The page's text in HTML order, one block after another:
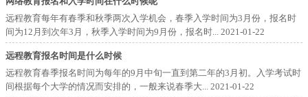
远程教育每年有春季和秋季两次入学机会，春季入学时间为3月份，报名时
间为12月到次年3月，秋季入学时间为9月份，报名时... 2021-01-22
远程教育报名时间是什么时候
远程教育春季报名时间为每年的9月中旬一直到第二年的3月初。入学考试时
间根据每个大学的情况而安排的，一般来说春季大... 2021-01-22